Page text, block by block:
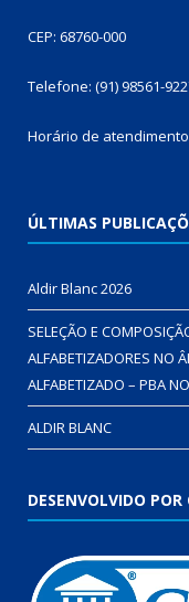
CEP: 68760-000
Telefone: (91) 98561-
Horário de
ÚLTIMAS
Aldir Blanc 2026
SELEÇÃO E
ALFABETIZADORES NO
ALFABETIZADO – PBA
ALDIR BLANC
DESENVOLVIDO POR